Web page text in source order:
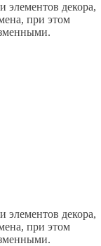
элементов декора,
при этом
элементов декора,
при этом